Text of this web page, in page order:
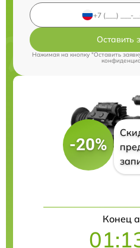
Оставить
Нажимая на кнопку "Оставить
-20%
Конец